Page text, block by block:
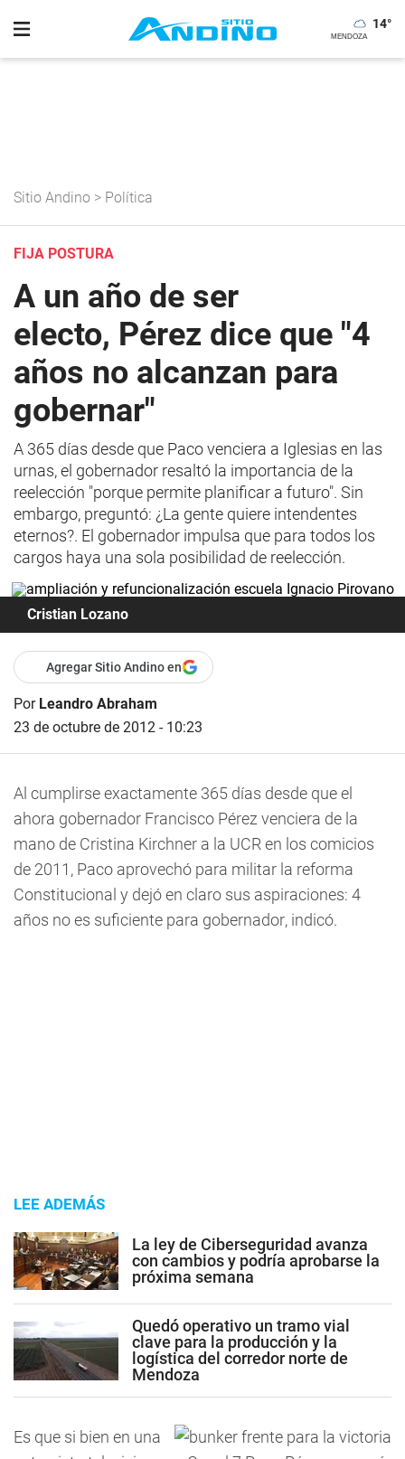
14°
Sitio Andino > Política
FIJA POSTURA
A un año de ser
electo, Pérez dice que "4
años no alcanzan para
gobernar"
A 365 días desde que Paco venciera a Iglesias en las
urnas, el gobernador resaltó la importancia de la
reelección "porque permite planificar a futuro". Sin
embargo, preguntó: ¿La gente quiere intendentes
eternos?. El gobernador impulsa que para todos los
cargos haya una sola posibilidad de reelección.
Cristian Lozano
Agregar Sitio Andino en
Por Leandro Abraham
23 de octubre de 2012 - 10:23
Al cumplirse exactamente 365 días desde que el
ahora gobernador Francisco Pérez venciera de la
mano de Cristina Kirchner a la UCR en los comicios
de 2011, Paco aprovechó para militar la reforma
Constitucional y dejó en claro sus aspiraciones: 4
años no es suficiente para gobernador, indicó.
LEE ADEMÁS
La ley de Ciberseguridad avanza
con cambios y podría aprobarse la
próxima semana
Quedó operativo un tramo vial
clave para la producción y la
logística del corredor norte de
Mendoza
Es que si bien en una